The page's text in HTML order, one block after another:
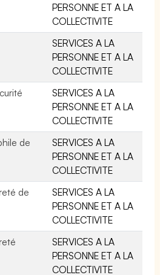
PERSONNE ET A LA
COLLECTIVITE
SERVICES A LA
PERSONNE ET A LA
COLLECTIVITE
SERVICES A LA
PERSONNE ET A LA
COLLECTIVITE
de
SERVICES A LA
PERSONNE ET A LA
COLLECTIVITE
de
SERVICES A LA
PERSONNE ET A LA
COLLECTIVITE
SERVICES A LA
PERSONNE ET A LA
COLLECTIVITE